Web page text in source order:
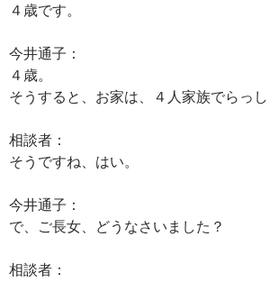
４歳です。
今井通子：
４歳。
そうすると、お家は、４人家族でらっし
相談者：
そうですね、はい。
今井通子：
で、ご長女、どうなさいました？
相談者：